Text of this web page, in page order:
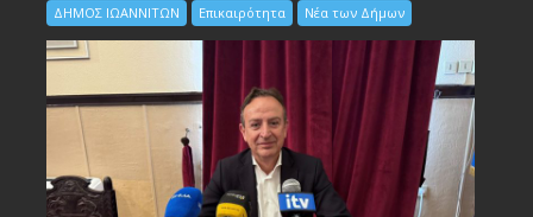
ΔΗΜΟΣ ΙΩΑΝΝΙΤΩΝ Επικαιρότητα Νέα των Δήμων